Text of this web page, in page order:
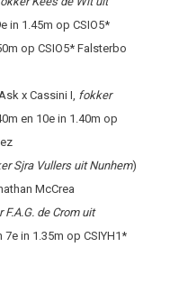
e in 1.45m op CSIO5*
op CSIO5* Falsterbo
x Cassini I, fokker
en 10e in 1.40m op
Sjra Vullers uit Nunhem)
McCrea
F.A.G. de Crom uit
7e in 1.35m op CSIYH1*